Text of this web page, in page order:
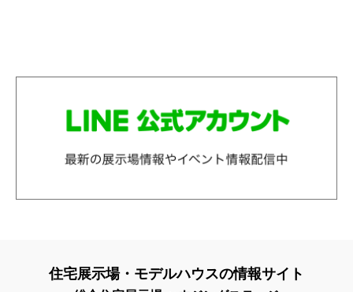
住宅展示場・モデルハウスの情報サイト